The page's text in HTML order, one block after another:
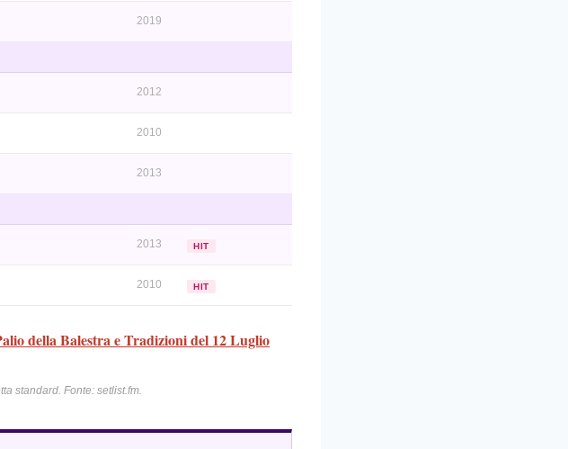
2019
2012
2010
2013
2013 HIT
2010 HIT
della Balestra e Tradizioni del 12 Luglio
standard. Fonte: setlist.fm.